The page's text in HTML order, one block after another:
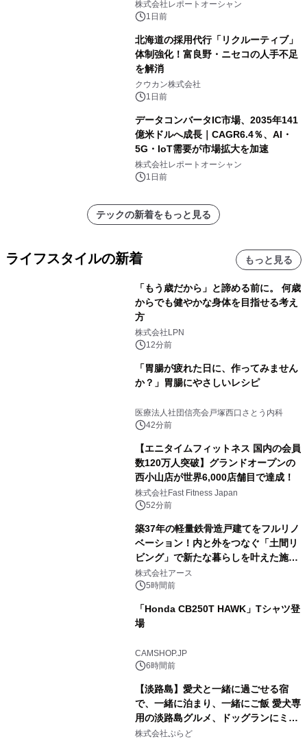
センター・高速光通信需要が成長を加
速
株式会社レポートオーシャン
1日前
北海道の採用代行「リクルーティブ」
体制強化！富良野・ニセコの人手不足
を解消
クウカン株式会社
1日前
データコンバータIC市場、2035年141
億米ドルへ成長｜CAGR6.4％、AI・
5G・IoT需要が市場拡大を加速
株式会社レポートオーシャン
1日前
テックの新着をもっと見る
ライフスタイルの新着 もっと見る
「もう歳だから」と諦める前に。 何歳
からでも健やかな身体を目指せる考え
方
株式会社LPN
12分前
「胃腸が疲れた日に、作ってみません
か？」胃腸にやさしいレシピ
医療法人社団信亮会戸塚西口さとう内科
42分前
【エニタイムフィットネス 国内の会員
数120万人突破】グランドオープンの
西小山店が世界6,000店舗目で達成！
株式会社Fast Fitness Japan
52分前
築37年の軽量鉄骨造戸建てをフルリノ
ベーション！内と外をつなぐ「土間リ
ビング」で新たな暮らしを叶えた施工
事例を株式会社アースが公開
株式会社アース
5時間前
「Honda CB250T HAWK」Tシャツ登
場
CAMSHOP.JP
6時間前
【淡路島】愛犬と一緒に過ごせる宿
で、一緒に泊まり、一緒にご飯 愛犬専
用の淡路島グルメ、ドッグランにミニ
プール グランピングとトレーラーハウ
株式会社ぷらど